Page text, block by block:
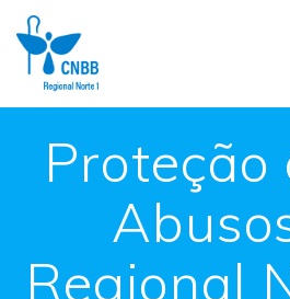
Proteção
Regional